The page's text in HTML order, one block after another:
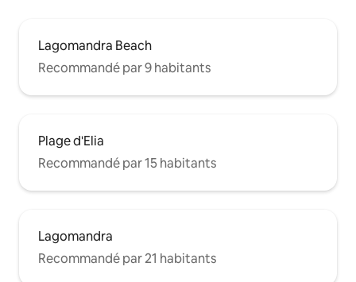
Lagomandra Beach
Recommandé par 9 habitants
Plage d'Elia
Recommandé par 15 habitants
Lagomandra
Recommandé par 21 habitants